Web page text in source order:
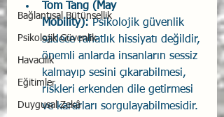
Bağlantısal Bütünsellik
Psikolojik Güvenlik
Havacılık
Eğitimler
Duygusal Zekâ
Tom Tang (May
Mobility): Psikolojik güvenlik
sadece rahatlık hissiyatı değildir,
önemli anlarda insanların sessiz
kalmayıp sesini çıkarabilmesi,
riskleri erkenden dile getirmesi
ve kararları sorgulayabilmesidir.